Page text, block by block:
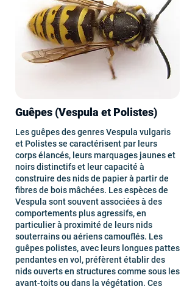
Guêpes (Vespula et Polistes)
Les guêpes des genres Vespula vulgaris
et Polistes se caractérisent par leurs
corps élancés, leurs marquages jaunes et
noirs distinctifs et leur capacité à
construire des nids de papier à partir de
fibres de bois mâchées. Les espèces de
Vespula sont souvent associées à des
comportements plus agressifs, en
particulier à proximité de leurs nids
souterrains ou aériens camouflés. Les
guêpes polistes, avec leurs longues pattes
pendantes en vol, préfèrent établir des
nids ouverts en structures comme sous les
avant-toits ou dans la végétation. Ces